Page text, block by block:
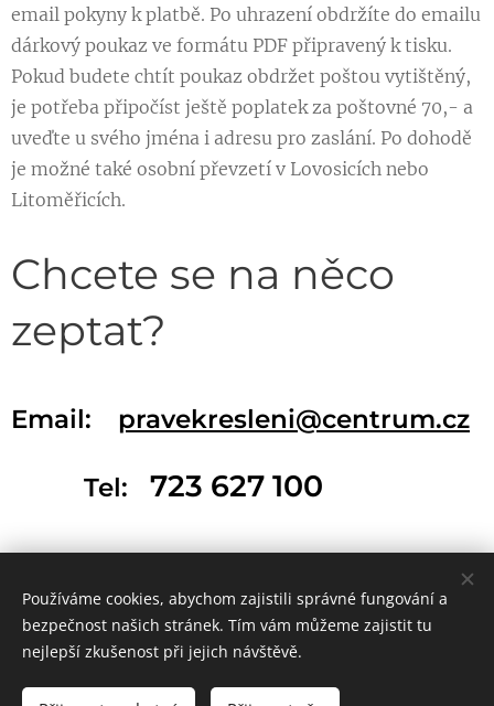
email pokyny k platbě. Po uhrazení obdržíte do emailu
dárkový poukaz ve formátu PDF připravený k tisku.
Pokud budete chtít poukaz obdržet poštou vytištěný,
je potřeba připočíst ještě poplatek za poštovné 70,- a
uveďte u svého jména i adresu pro zaslání. Po dohodě
je možné také osobní převzetí v Lovosicích nebo
Litoměřicích.
Chcete se na něco
zeptat?
Email: pravekresleni@centrum.cz
Tel: 723 627 100
© 2025 VYTVARNÝ SVĚT Všechna práva vyhrazena.
Používáme cookies, abychom zajistili správné fungování a
bezpečnost našich stránek. Tím vám můžeme zajistit tu
nejlepší zkušenost při jejich návštěvě.